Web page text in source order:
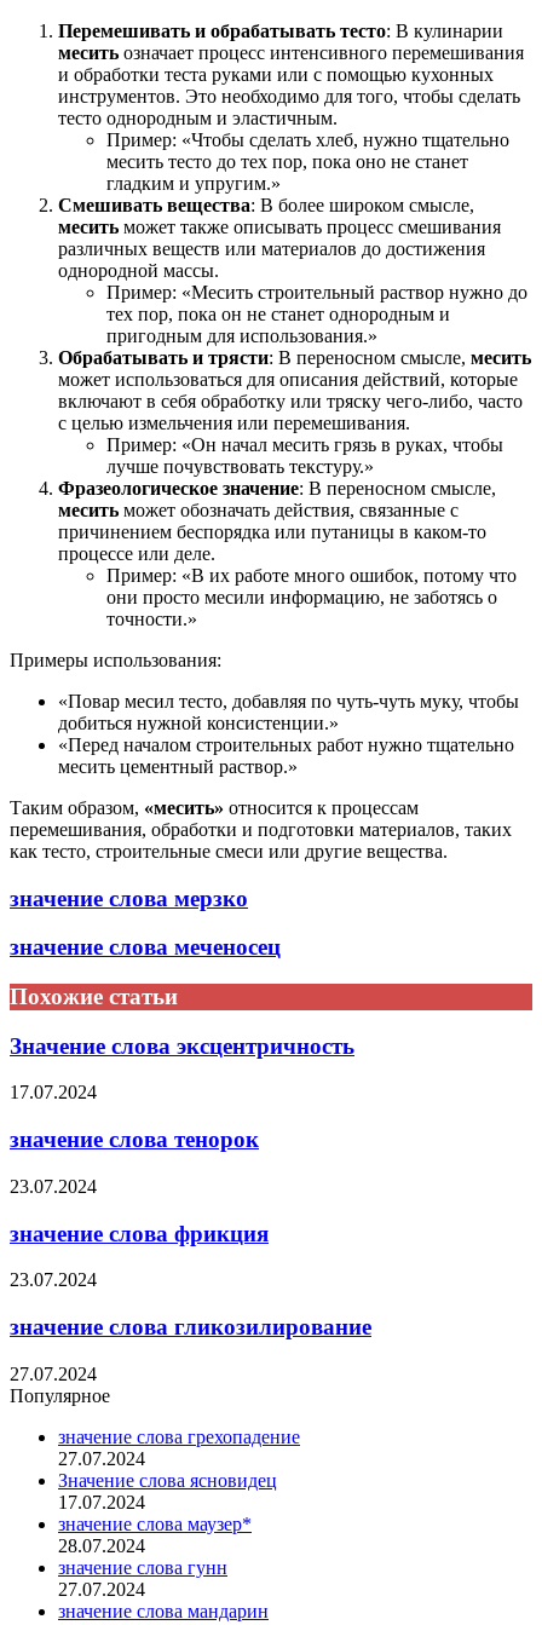
Перемешивать и обрабатывать тесто: В кулинарии
месить означает процесс интенсивного перемешивания
и обработки теста руками или с помощью кухонных
инструментов. Это необходимо для того, чтобы сделать
тесто однородным и эластичным.
Пример: «Чтобы сделать хлеб, нужно тщательно
месить тесто до тех пор, пока оно не станет
гладким и упругим.»
Смешивать вещества: В более широком смысле,
месить может также описывать процесс смешивания
различных веществ или материалов до достижения
однородной массы.
Пример: «Месить строительный раствор нужно до
тех пор, пока он не станет однородным и
пригодным для использования.»
Обрабатывать и трясти: В переносном смысле, месить
может использоваться для описания действий, которые
включают в себя обработку или тряску чего-либо, часто
с целью измельчения или перемешивания.
Пример: «Он начал месить грязь в руках, чтобы
лучше почувствовать текстуру.»
Фразеологическое значение: В переносном смысле,
месить может обозначать действия, связанные с
причинением беспорядка или путаницы в каком-то
процессе или деле.
Пример: «В их работе много ошибок, потому что
они просто месили информацию, не заботясь о
точности.»
Примеры использования:
«Повар месил тесто, добавляя по чуть-чуть муку, чтобы
добиться нужной консистенции.»
«Перед началом строительных работ нужно тщательно
месить цементный раствор.»
Таким образом, «месить» относится к процессам
перемешивания, обработки и подготовки материалов, таких
как тесто, строительные смеси или другие вещества.
значение слова мерзко
значение слова меченосец
Похожие статьи
Значение слова эксцентричность
17.07.2024
значение слова тенорок
23.07.2024
значение слова фрикция
23.07.2024
значение слова гликозилирование
27.07.2024
Популярное
значение слова грехопадение
27.07.2024
Значение слова ясновидец
17.07.2024
значение слова маузер*
28.07.2024
значение слова гунн
27.07.2024
значение слова мандарин